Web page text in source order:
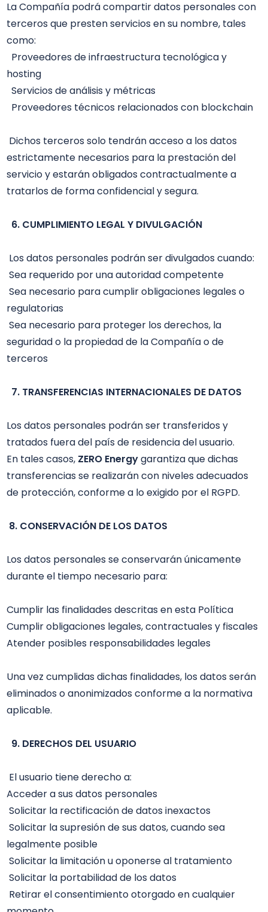
La Compañía podrá compartir datos personales con
terceros que presten servicios en su nombre, tales
como:
hosting
  Servicios de análisis y métricas
estrictamente necesarios para la prestación del
servicio y estarán obligados contractualmente a
tratarlos de forma confidencial y segura.
6. CUMPLIMIENTO LEGAL Y DIVULGACIÓN
Sea requerido por una autoridad competente
Sea necesario para cumplir obligaciones legales o
regulatorias
Sea necesario para proteger los derechos, la
seguridad o la propiedad de la Compañía o de
terceros
7. TRANSFERENCIAS INTERNACIONALES DE DATOS
Los datos personales podrán ser transferidos y
tratados fuera del país de residencia del usuario.
En tales casos, ZERO Energy garantiza que dichas
transferencias se realizarán con niveles adecuados
de protección, conforme a lo exigido por el RGPD.
8. CONSERVACIÓN DE LOS DATOS
Los datos personales se conservarán únicamente
durante el tiempo necesario para:
Cumplir las finalidades descritas en esta Política
Cumplir obligaciones legales, contractuales y fiscales
Atender posibles responsabilidades legales
Una vez cumplidas dichas finalidades, los datos serán
eliminados o anonimizados conforme a la normativa
aplicable.
9. DERECHOS DEL USUARIO
Acceder a sus datos personales
Solicitar la rectificación de datos inexactos
Solicitar la supresión de sus datos, cuando sea
legalmente posible
Solicitar la limitación u oponerse al tratamiento
Solicitar la portabilidad de los datos